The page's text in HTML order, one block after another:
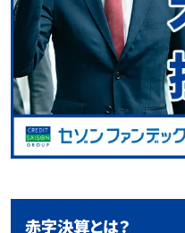
赤字決算とは？